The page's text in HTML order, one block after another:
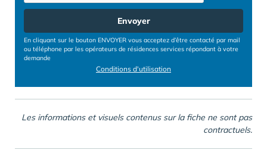
Envoyer
En cliquant sur le bouton ENVOYER vous acceptez d’être contacté par mail
ou téléphone par les opérateurs de résidences services répondant à votre
demande
Conditions d'utilisation
Les informations et visuels contenus sur la fiche ne sont pas
contractuels.